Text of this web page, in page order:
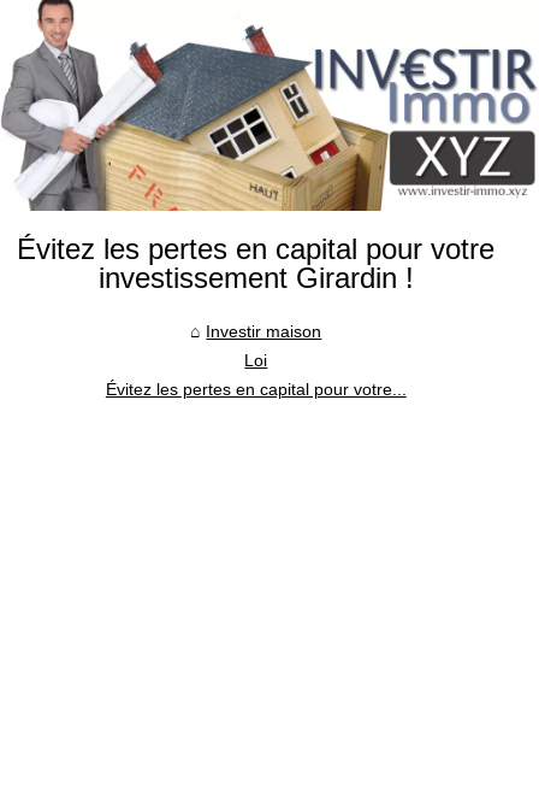
Évitez les pertes en capital pour votre
investissement Girardin !
Investir maison
Loi
Évitez les pertes en capital pour votre...